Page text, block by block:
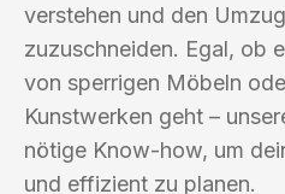
verstehen und den
zuzuschneiden. Egal, ob
von sperrigen Möbeln
Kunstwerken geht –
nötige Know-how, um
und effizient zu planen.